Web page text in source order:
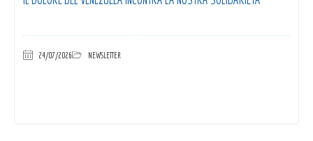
24/07/2026 NEWSLETTER